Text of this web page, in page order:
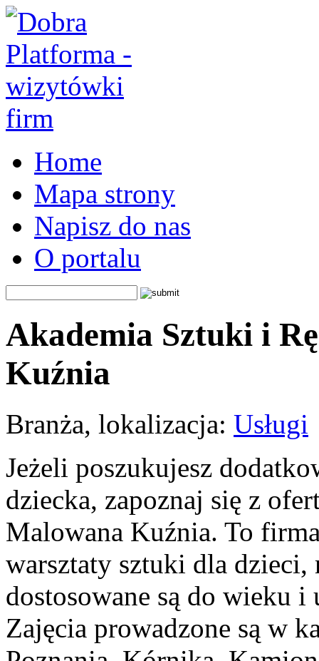
Home
Mapa strony
Napisz do nas
O portalu
Akademia Sztuki i
Kuźnia
Branża, lokalizacja: Usługi
Jeżeli poszukujesz
dziecka, zapoznaj się z
Malowana Kuźnia. To
warsztaty sztuki dla dzieci,
dostosowane są do wieku
Zajęcia prowadzone są w